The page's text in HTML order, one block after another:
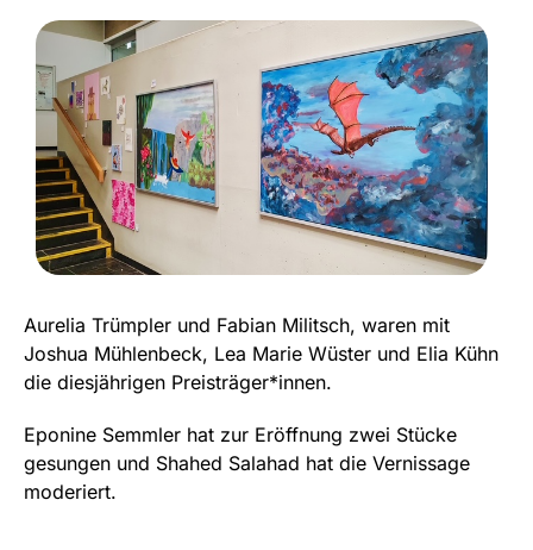
Aurelia Trümpler und Fabian Militsch, waren mit
Joshua Mühlenbeck, Lea Marie Wüster und Elia Kühn
die diesjährigen Preisträger*innen.
Eponine Semmler hat zur Eröffnung zwei Stücke
gesungen und Shahed Salahad hat die Vernissage
moderiert.